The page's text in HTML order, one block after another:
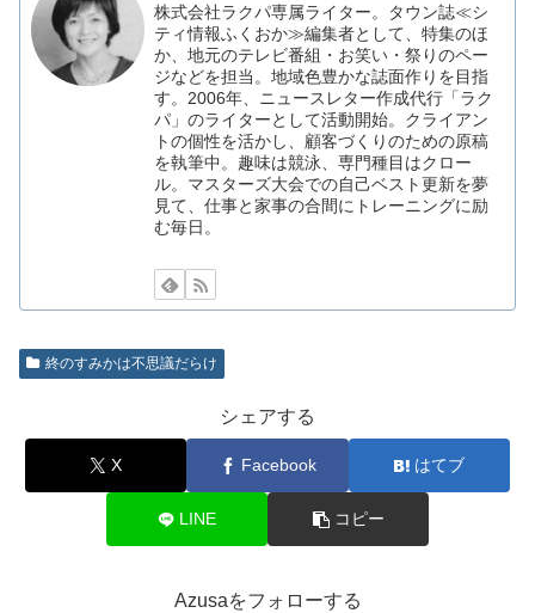
株式会社ラクパ専属ライター。タウン誌≪シ
ティ情報ふくおか≫編集者として、特集のほ
か、地元のテレビ番組・お笑い・祭りのペー
ジなどを担当。地域色豊かな誌面作りを目指
す。2006年、ニュースレター作成代行「ラク
パ」のライターとして活動開始。クライアン
トの個性を活かし、顧客づくりのための原稿
を執筆中。趣味は競泳、専門種目はクロー
ル。マスターズ大会での自己ベスト更新を夢
見て、仕事と家事の合間にトレーニングに励
む毎日。
終のすみかは不思議だらけ
シェアする
X Facebook はてブ
LINE コピー
Azusaをフォローする